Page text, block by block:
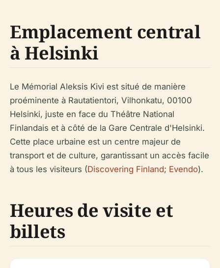
Emplacement central
à Helsinki
Le Mémorial Aleksis Kivi est situé de manière
proéminente à Rautatientori, Vilhonkatu, 00100
Helsinki, juste en face du Théâtre National
Finlandais et à côté de la Gare Centrale d'Helsinki.
Cette place urbaine est un centre majeur de
transport et de culture, garantissant un accès facile
à tous les visiteurs (Discovering Finland; Evendo).
Heures de visite et
billets